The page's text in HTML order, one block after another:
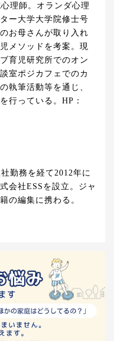
理師。オランダ心理
ー大学大学院修士号
お母さんが取り入れ
メソッドを考案。現
育児研究所でのオン
室ポジカフェでのカ
執筆活動等を通じ、
行っている。HP：
勤務を経て2012年に
会社ESSを設立。ジャ
の編集に携わる。